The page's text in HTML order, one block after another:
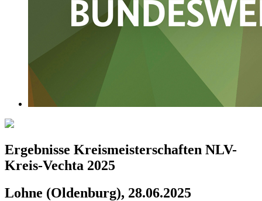
Ergebnisse Kreismeisterschaften NLV-
Kreis-Vechta 2025
Lohne (Oldenburg), 28.06.2025